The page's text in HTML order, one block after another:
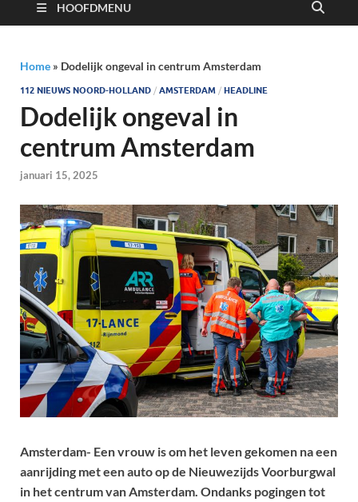
HOOFDMENU
Home » Dodelijk ongeval in centrum Amsterdam
112 NIEUWS NOORD-HOLLAND / AMSTERDAM / HEADLINE
Dodelijk ongeval in
centrum Amsterdam
januari 15, 2025
Amsterdam- Een vrouw is om het leven gekomen na een
aanrijding met een auto op de Nieuwezijds Voorburgwal
in het centrum van Amsterdam. Ondanks pogingen tot